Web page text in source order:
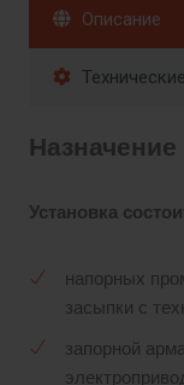
Описание
Назначение
Установка
напорных
засыпки с
запорной